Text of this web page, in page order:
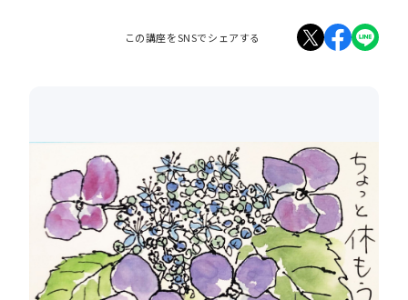
この講座をSNSでシェアする